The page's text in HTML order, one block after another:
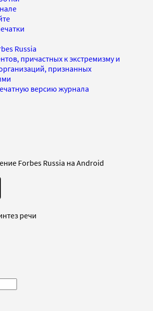
Russia
причастных к экстремизму и
признанных
версию журнала
Forbes Russia на Android
речи